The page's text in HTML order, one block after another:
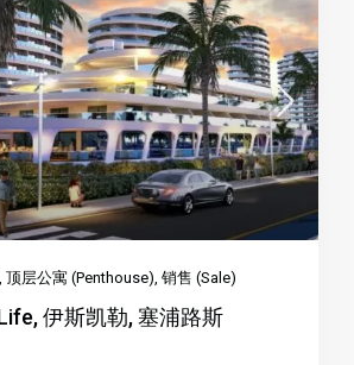
,顶层公寓 (Penthouse) ,销售 (Sale)
伊斯凯勒, 塞浦路斯